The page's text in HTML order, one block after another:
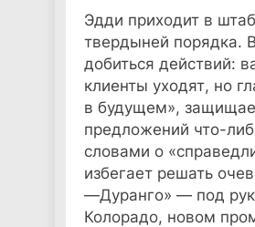
Эдди приходит в
твердыней порядка.
добиться действий:
клиенты уходят, но
в будущем»,
предложений что-
словами о
избегает решать
—Дуранго» — под
Колорадо, новом